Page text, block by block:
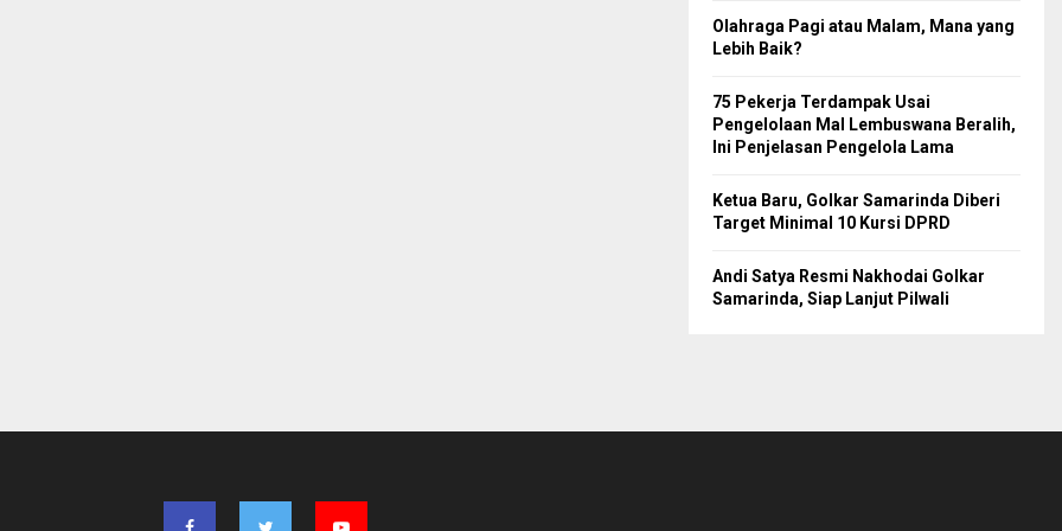
Olahraga Pagi atau Malam, Mana yang
Lebih Baik?
75 Pekerja Terdampak Usai
Pengelolaan Mal Lembuswana Beralih,
Ini Penjelasan Pengelola Lama
Ketua Baru, Golkar Samarinda Diberi
Target Minimal 10 Kursi DPRD
Andi Satya Resmi Nakhodai Golkar
Samarinda, Siap Lanjut Pilwali